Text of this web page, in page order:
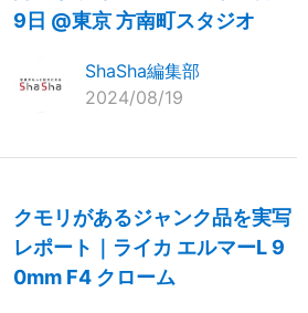
9日 @東京 方南町スタジオ
ShaSha編集部
2024/08/19
クモリがあるジャンク品を実写
レポート｜ライカ エルマーL 9
0mm F4 クローム